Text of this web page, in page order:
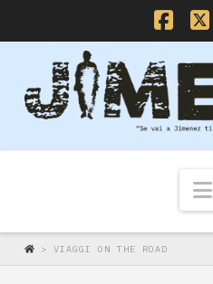
>VIAGGI ON THE ROAD